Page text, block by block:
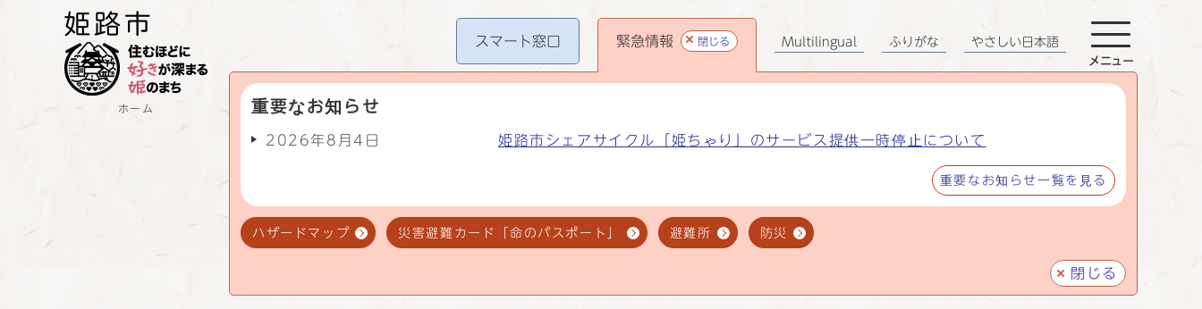
ホーム
スマート窓口 緊急情報 閉じる
重要なお知らせ
2026年8月4日 姫路市シェアサイクル「姫ちゃり」のサービス提供一時停止について
重要なお知らせ一覧を見る
ハザードマップ 災害避難カード「命のパスポート」 避難所 防災
閉じる
Multilingual ふりがな やさしい日本語
メニュー